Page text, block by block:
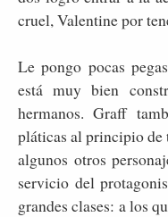
cruel, Valentine por
Le pongo pocas
está muy bien
hermanos. Graff
pláticas al principio de
algunos otros
servicio del
grandes clases: a los